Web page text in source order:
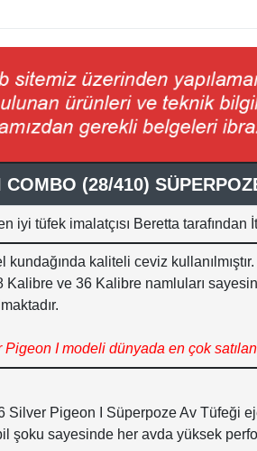
(28/410)
iyi tüfek imalatçısı Beretta tarafından
kundağında kaliteli ceviz kullanılmıştır.
Kalibre ve 36 Kalibre namluları
I modeli dünyada en çok
Silver Pigeon I Süperpoze Av Tüfeği
şoku sayesinde her avda yüksek